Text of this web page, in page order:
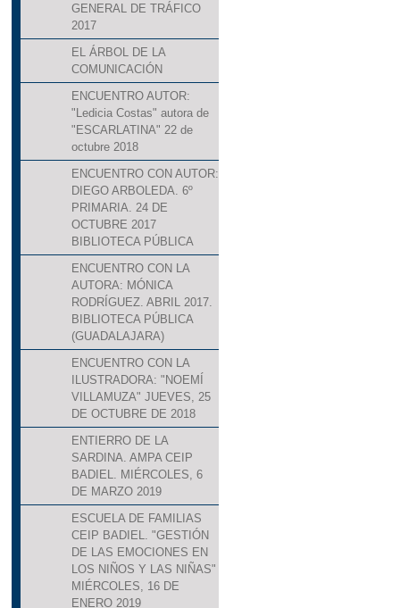
GENERAL DE TRÁFICO
2017
EL ÁRBOL DE LA
COMUNICACIÓN
ENCUENTRO AUTOR:
"Ledicia Costas" autora de
"ESCARLATINA" 22 de
octubre 2018
ENCUENTRO CON AUTOR:
DIEGO ARBOLEDA. 6º
PRIMARIA. 24 DE
OCTUBRE 2017
BIBLIOTECA PÚBLICA
ENCUENTRO CON LA
AUTORA: MÓNICA
RODRÍGUEZ. ABRIL 2017.
BIBLIOTECA PÚBLICA
(GUADALAJARA)
ENCUENTRO CON LA
ILUSTRADORA: "NOEMÍ
VILLAMUZA" JUEVES, 25
DE OCTUBRE DE 2018
ENTIERRO DE LA
SARDINA. AMPA CEIP
BADIEL. MIÉRCOLES, 6
DE MARZO 2019
ESCUELA DE FAMILIAS
CEIP BADIEL. "GESTIÓN
DE LAS EMOCIONES EN
LOS NIÑOS Y LAS NIÑAS"
MIÉRCOLES, 16 DE
ENERO 2019